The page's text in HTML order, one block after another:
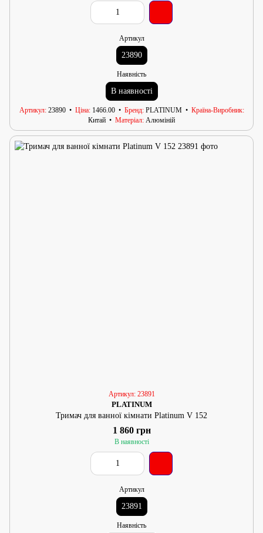
Артикул
23890
Наявність
В наявності
Артикул 23890 Ціна 1466.00 Бренд PLATINUM
Країна-Виробник
Китай
Матеріал Алюміній
Артикул: 23891
PLATINUM
Тримач для ванної кімнати Platinum V 152
1 860 грн
В наявності
Артикул
23891
Наявність